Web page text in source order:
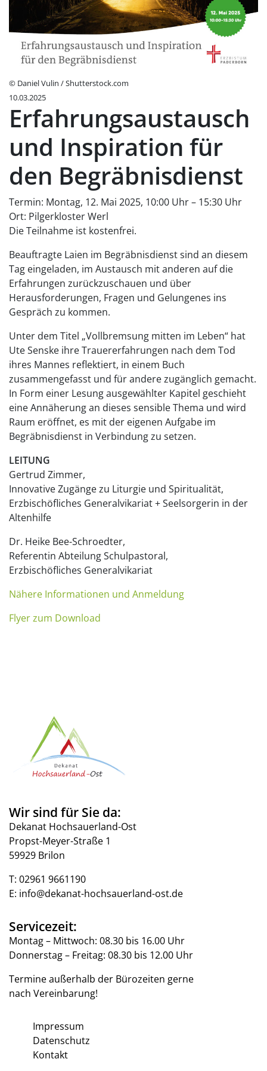
© Daniel Vulin / Shutterstock.com
10.03.2025
Erfahrungsaustausch
und Inspiration für
den Begräbnisdienst
Termin: Montag, 12. Mai 2025, 10:00 Uhr – 15:30 Uhr
Ort: Pilgerkloster Werl
Die Teilnahme ist kostenfrei.
Beauftragte Laien im Begräbnisdienst sind an diesem
Tag eingeladen, im Austausch mit anderen auf die
Erfahrungen zurückzuschauen und über
Herausforderungen, Fragen und Gelungenes ins
Gespräch zu kommen.
Unter dem Titel „Vollbremsung mitten im Leben“ hat
Ute Senske ihre Trauererfahrungen nach dem Tod
ihres Mannes reflektiert, in einem Buch
zusammengefasst und für andere zugänglich gemacht.
In Form einer Lesung ausgewählter Kapitel geschieht
eine Annäherung an dieses sensible Thema und wird
Raum eröffnet, es mit der eigenen Aufgabe im
Begräbnisdienst in Verbindung zu setzen.
LEITUNG
Gertrud Zimmer,
Innovative Zugänge zu Liturgie und Spiritualität,
Erzbischöfliches Generalvikariat + Seelsorgerin in der
Altenhilfe
Dr. Heike Bee-Schroedter,
Referentin Abteilung Schulpastoral,
Erzbischöfliches Generalvikariat
Nähere Informationen und Anmeldung
Flyer zum Download
Wir sind für Sie da:
Dekanat Hochsauerland-Ost
Propst-Meyer-Straße 1
59929 Brilon
T: 02961 9661190
E: info@dekanat-hochsauerland-ost.de
Servicezeit:
Montag – Mittwoch: 08.30 bis 16.00 Uhr
Donnerstag – Freitag: 08.30 bis 12.00 Uhr
Termine außerhalb der Bürozeiten gerne
nach Vereinbarung!
Impressum
Datenschutz
Kontakt